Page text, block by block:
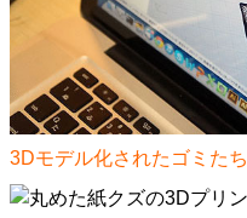
3Dモデル化されたゴミたち